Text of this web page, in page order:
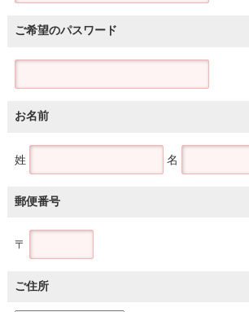
ご希望のパスワード
お名前
姓 名
郵便番号
〒
ご住所